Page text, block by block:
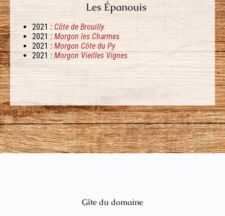
Les Épanouis
2021 : Côte de Brouilly
2021 : Morgon les Charmes
2021 : Morgon Côte du Py
2021 :Morgon Vieilles Vignes
Gîte du domaine